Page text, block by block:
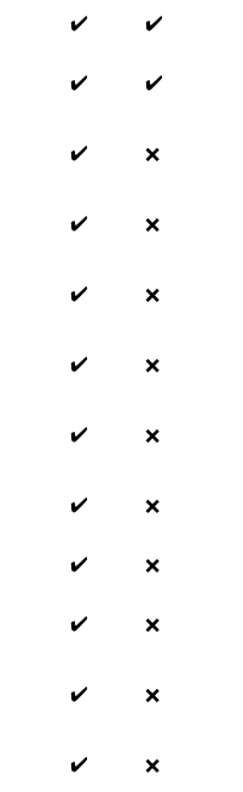
✔️
✔️
✔️ ✔️
✔️ ❌
✔️ ❌
✔️ ❌
✔️ ❌
✔️ ❌
✔️ ❌
✔️
❌
✔️ ❌
✔️ ❌
✔️ ❌